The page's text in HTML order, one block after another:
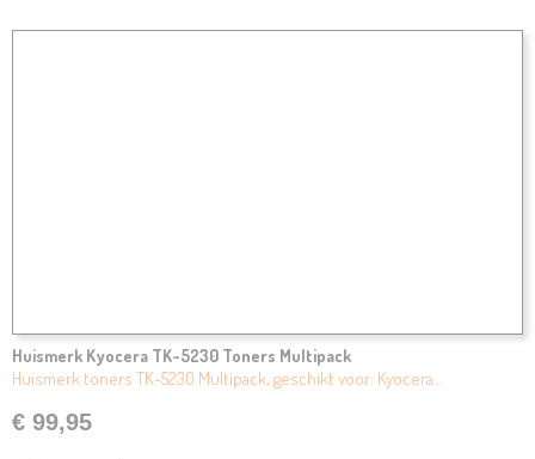
Huismerk Kyocera TK-5230 Toners Multipack
Huismerk toners TK-5230 Multipack, geschikt voor: Kyocera…
€ 99,95